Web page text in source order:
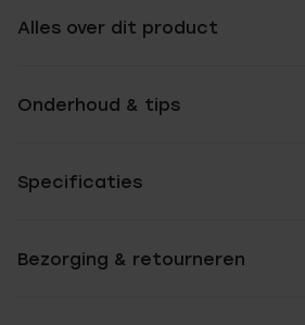
Alles over dit product
Onderhoud & tips
Specificaties
Bezorging & retourneren